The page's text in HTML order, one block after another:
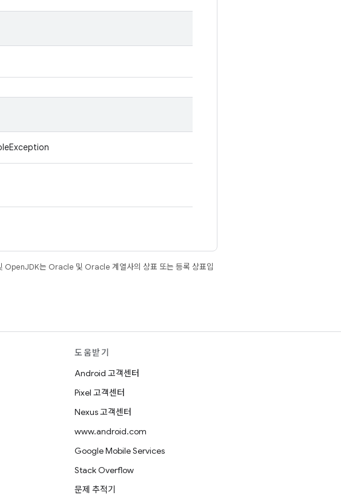
OpenJDK는 Oracle 및 Oracle 계열사의 상표 또는 등록 상표입
도움받기
Android 고객센터
Pixel 고객센터
Nexus 고객센터
www.android.com
Google Mobile Services
Stack Overflow
문제 추적기